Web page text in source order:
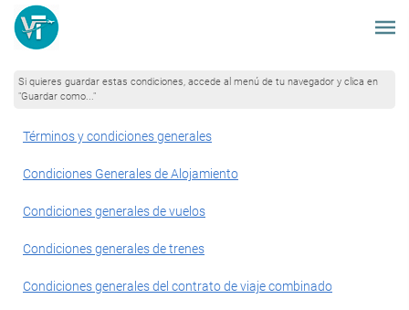
Si quieres guardar estas condiciones, accede al menú de tu navegador y clica en
"Guardar como..."
Términos y condiciones generales
Condiciones Generales de Alojamiento
Condiciones generales de vuelos
Condiciones generales de trenes
Condiciones generales del contrato de viaje combinado